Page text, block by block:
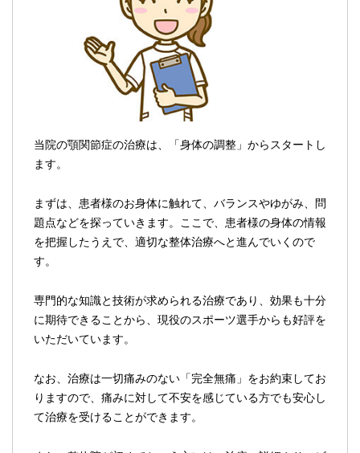
当院の顎関節症の治療は、「身体の調整」からスタートし
ます。
まずは、患者様のお身体に触れて、バランスやゆがみ、問
題点などを探っていきます。ここで、患者様の身体の情報
を把握したうえで、適切な整体治療へと進んでいくので
す。
専門的な知識と技術が求められる治療であり、効果も十分
に期待できることから、現役のスポーツ選手からも好評を
いただいています。
なお、治療は一切痛みのない「完全無痛」をお約束してお
りますので、痛みに対して不安を感じている方でも安心し
て治療を受けることができます。